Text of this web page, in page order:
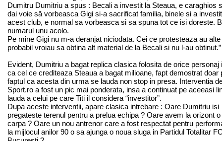
Dumitru Dumitriu a spus : Becali a investit la Steaua, e caraghios
dai voie să vorbeasca Gigi si-a sacrificat familia, binele si a
acest club, e normal sa vorbeasca si sa spuna tot ce isi doreste.
numarul unu acolo.
Pe mine Gigi nu m-a deranjat niciodata. Cei ce protesteaza au
probabil vroiau sa obtina alt material de la Becali si nu l-au obtinut.”
Evident, Dumitriu a bagat replica clasica folosita de orice personaj
ca cel ce crediteaza Steaua a bagat milioane, fapt demostrat doar
faptul ca acesta din urma se lauda non stop in presa. Interventia
Sport.ro a fost un pic mai ponderata, insa a continuat pe aceeasi
lauda a celui pe care Titi il considera “investitor”.
Dupa aceste interventii, apare clasica intrebare : Oare Dumitriu isi
pregateste terenul pentru a prelua echipa ? Oare avem la orizont o
carpa ? Oare un nou antrenor care a fost respectat pentru
la mijlocul anilor 90 o sa ajunga o noua sluga in Partidul Totalitar